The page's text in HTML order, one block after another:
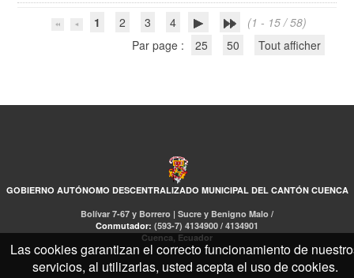
1
2 3 4
(1 - 15 / 58)
Par page :
25 50 Tout afficher
GOBIERNO AUTÓNOMO DESCENTRALIZADO MUNICIPAL DEL CANTÓN CUENCA
Bolívar 7-67 y Borrero | Sucre y Benigno Malo /
Conmutador: (593-7) 4134900 / 4134901
Cuenca, Ecuador
Las cookies garantizan el correcto funcionamiento de
servicios, al utilizarlas, usted acepta el uso de cookies.